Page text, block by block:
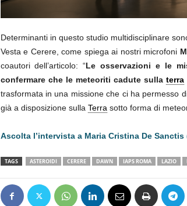
Determinanti in questo studio multidisciplinare
Vesta e Cerere, come spiega ai nostri microfoni
coautori dell’articolo: “Le osservazioni e le
confermare che le meteoriti cadute sulla terra
trasformata in una missione che ci ha permesso
già a disposizione sulla Terrasotto forma di
Ascolta l’intervista a Maria Cristina De Sanctis
TAGS ASTEROIDI CERERE DAWN IAPS ROMA LAZIO